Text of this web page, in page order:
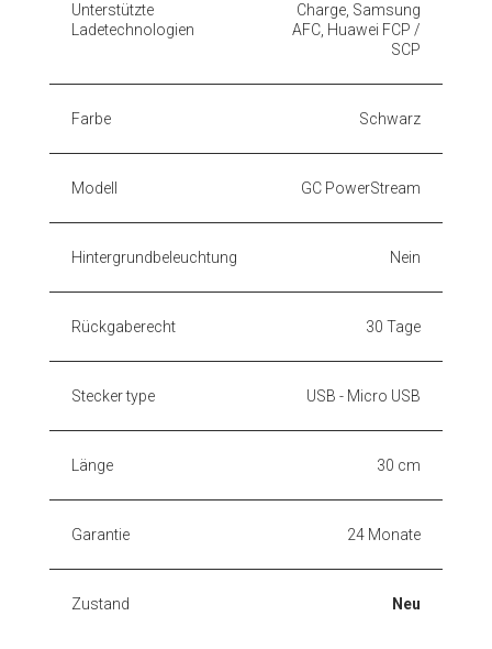
Unterstützte
Ladetechnologien
Charge, Samsung
AFC, Huawei FCP /
SCP
Farbe Schwarz
Modell GC PowerStream
Hintergrundbeleuchtung Nein
Rückgaberecht 30 Tage
Stecker type USB - Micro USB
Länge 30 cm
Garantie 24 Monate
Zustand Neu